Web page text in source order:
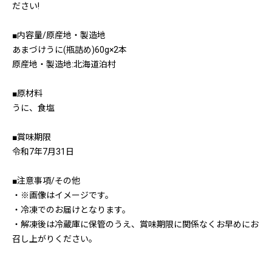
ださい!
■内容量/原産地・製造地
あまづけうに(瓶詰め)60g×2本
原産地・製造地:北海道泊村
■原材料
うに、食塩
■賞味期限
令和7年7月31日
■注意事項/その他
・※画像はイメージです。
・冷凍でのお届けとなります。
・解凍後は冷蔵庫に保管のうえ、賞味期限に関係なくお早めにお
召し上がりください。